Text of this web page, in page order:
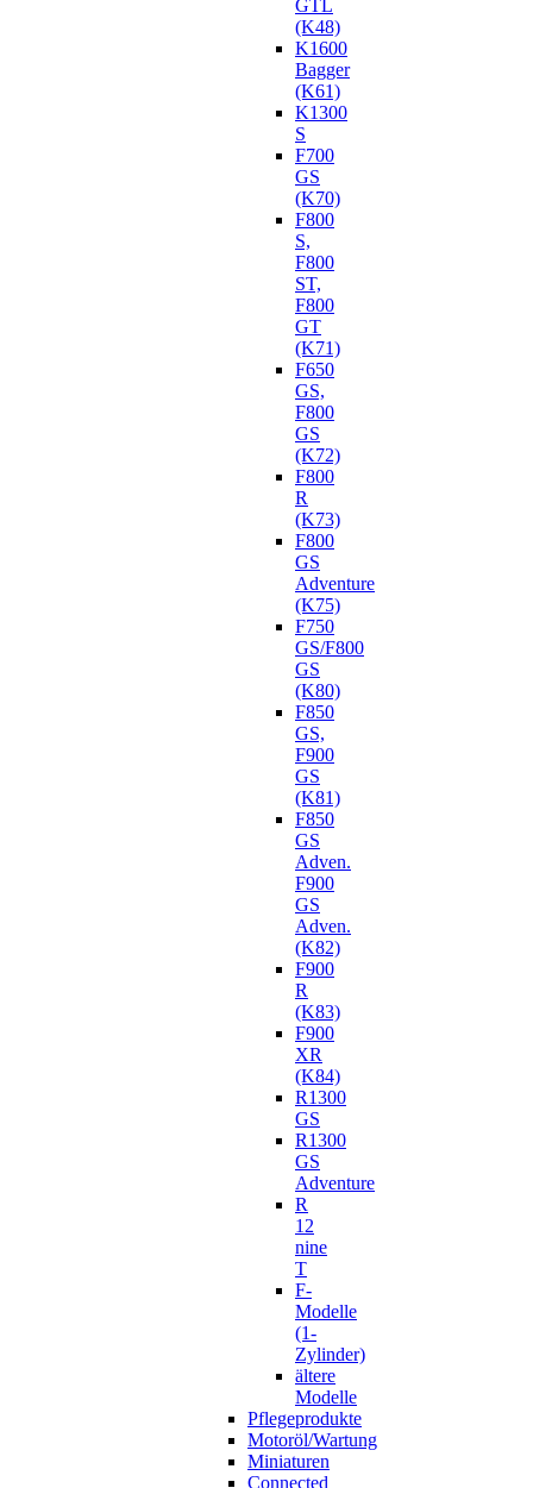
GTL
(K48)
K1600
Bagger
(K61)
K1300
S
F700
GS
(K70)
F800
S,
F800
ST,
F800
GT
(K71)
F650
GS,
F800
GS
(K72)
F800
R
(K73)
F800
GS
Adventure
(K75)
F750
GS/F800
GS
(K80)
F850
GS,
F900
GS
(K81)
F850
GS
Adven.
F900
GS
Adven.
(K82)
F900
R
(K83)
F900
XR
(K84)
R1300
GS
R1300
GS
Adventure
R
12
nine
T
F-
Modelle
(1-
Zylinder)
ältere
Modelle
Pflegeprodukte
Motoröl/Wartung
Miniaturen
Connected